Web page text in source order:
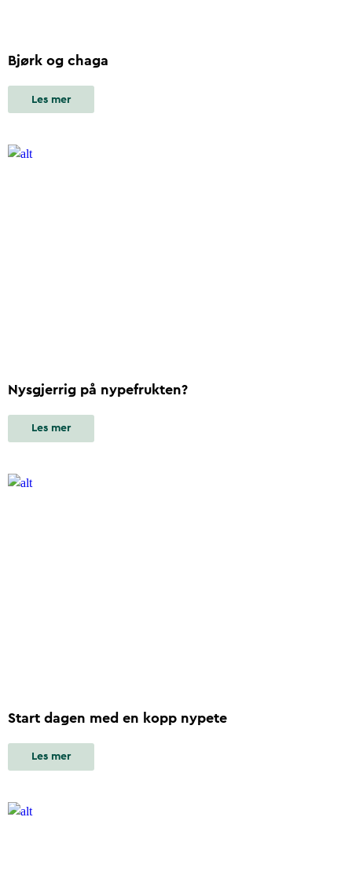
Bjørk og chaga
Les mer
Nysgjerrig på nypefrukten?
Les mer
Start dagen med en kopp nypete
Les mer